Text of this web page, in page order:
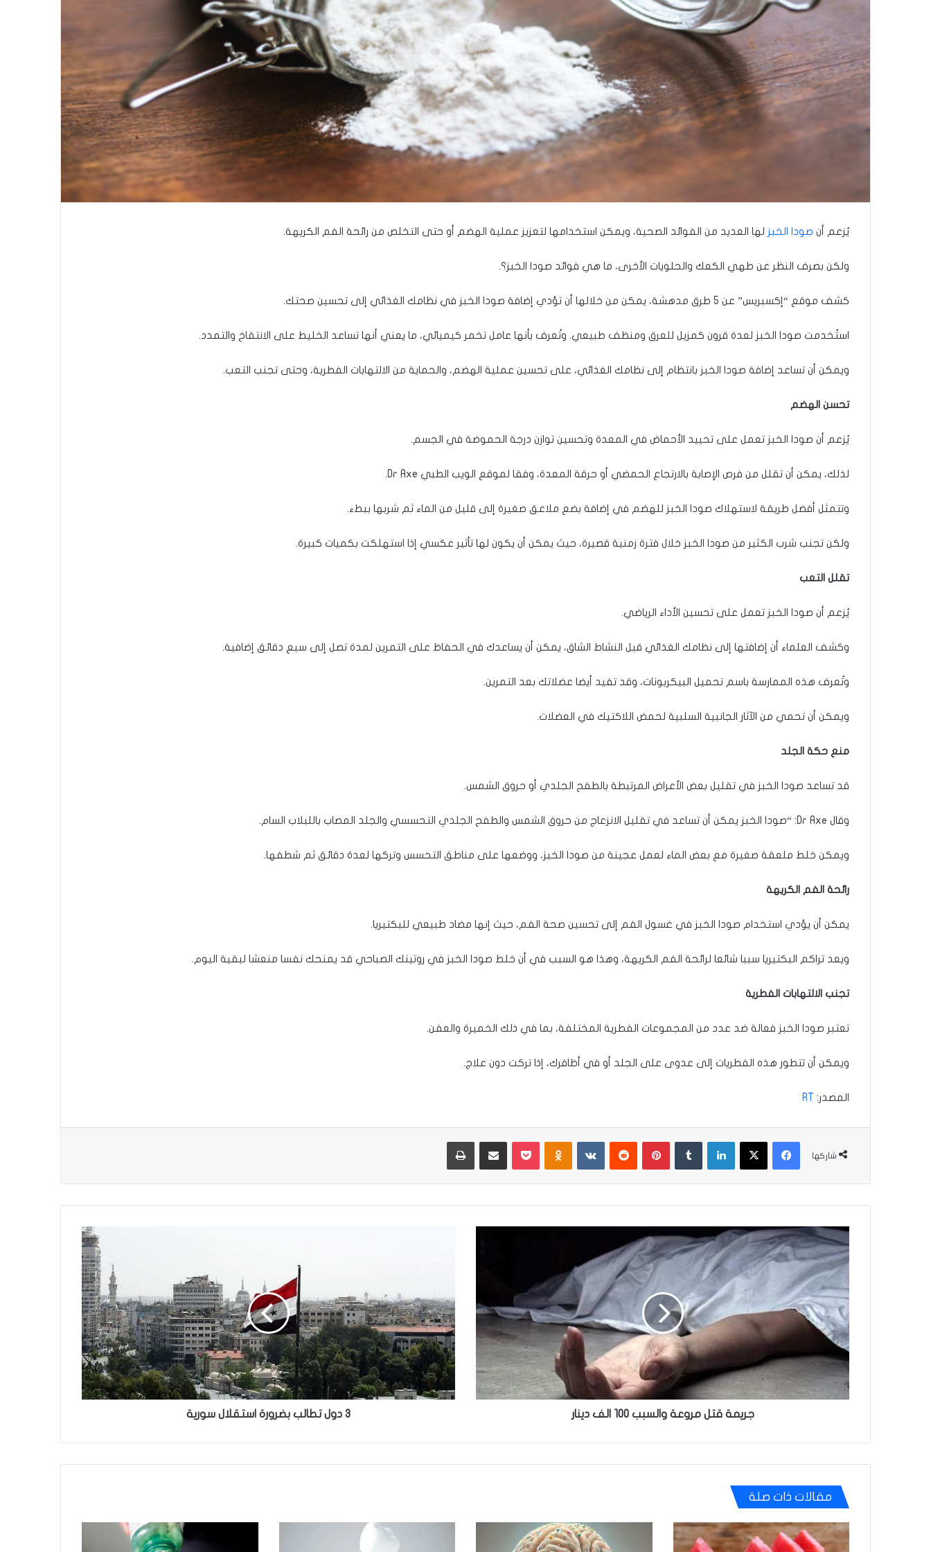
يُزعم أن صودا الخبز لها العديد من الفوائد الصحية، ويمكن استخدامها لتعزيز عملية الهضم أو حتى التخلص من رائحة الفم الكريهة.
ولكن بصرف النظر عن طهي الكعك والحلويات الأخرى، ما هي فوائد صودا الخبز؟.
كشف موقع “إكسبريس” عن 5 طرق مدهشة، يمكن من خلالها أن تؤدي إضافة صودا الخبز في نظامك الغذائي إلى تحسين صحتك.
استُخدمت صودا الخبز لعدة قرون كمزيل للعرق ومنظف طبيعي. وتُعرف بأنها عامل تخمر كيميائي، ما يعني أنها تساعد الخليط على الانتقاخ والتمدد.
ويمكن أن تساعد إضافة صودا الخبز بانتظام إلى نظامك الغذائي، على تحسين عملية الهضم، والحماية من الالتهابات الفطرية، وحتى تجنب التعب.
تحسن الهضم
يُزعم أن صودا الخبز تعمل على تحييد الأحماض في المعدة وتحسين توازن درجة الحموضة في الجسم.
لذلك، يمكن أن تقلل من فرص الإصابة بالارتجاع الحمضي أو حرقة المعدة، وفقا لموقع الويب الطبي Dr Axe.
وتتمثل أفضل طريقة لاستهلاك صودا الخبز للهضم في إضافة بضع ملاعق صغيرة إلى قليل من الماء ثم شربها ببطء.
ولكن تجنب شرب الكثير من صودا الخبز خلال فترة زمنية قصيرة، حيث يمكن أن يكون لها تأثير عكسي إذا استهلكت بكميات كبيرة.
تقلل التعب
يُزعم أن صودا الخبز تعمل على تحسين الأداء الرياضي.
وكشف العلماء أن إضافتها إلى نظامك الغذائي قبل النشاط الشاق، يمكن أن يساعدك في الحفاظ على التمرين لمدة تصل إلى سبع دقائق إضافية.
وتُعرف هذه الممارسة باسم تحميل البيكربونات، وقد تفيد أيضا عضلاتك بعد التمرين.
ويمكن أن تحمي من الآثار الجانبية السلبية لحمض اللاكتيك في العضلات.
منع حكة الجلد
قد تساعد صودا الخبز في تقليل بعض الأعراض المرتبطة بالطفح الجلدي أو حروق الشمس.
وقال Dr Axe: “صودا الخبز يمكن أن تساعد في تقليل الانزعاج من حروق الشمس والطفح الجلدي التحسسي والجلد المصاب باللبلاب السام.
ويمكن خلط ملعقة صغيرة مع بعض الماء لعمل عجينة من صودا الخبز، ووضعها على مناطق التحسس وتركها لعدة دقائق ثم شطفها.
رائحة الفم الكريهة
يمكن أن يؤدي استخدام صودا الخبز في غسول الفم إلى تحسين صحة الفم، حيث إنها مضاد طبيعي للبكتيريا.
ويعد تراكم البكتيريا سببا شائعا لرائحة الفم الكريهة، وهذا هو السبب في أن خلط صودا الخبز في روتينك الصباحي قد يمنحك نفسا منعشا لبقية اليوم.
تجنب الالتهابات الفطرية
تعتبر صودا الخبز فعالة ضد عدد من المجموعات الفطرية المختلفة، بما في ذلك الخميرة والعفن.
ويمكن أن تتطور هذه الفطريات إلى عدوى على الجلد أو في أظافرك، إذا تركت دون علاج.
المصدر: RT
شاركها
فيسبوك
‫X لينكدإن بينتيريست Odnoklassniki
‫Pocketمشاركة عبر البريد طباعة
جريمة
قتل
مروعة
والسبب
100
الف
دينار
جريمة قتل مروعة والسبب 100 الف دينار
سورية
3 دول تطالب بضرورة استقلال سورية
مقالات ذات صلة